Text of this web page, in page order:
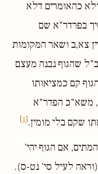
כהאומרים דלא
מה שממשיך בפרדר"א שם
צא,ב ושאר המקומות
דסב"ל שהגוף נבנה מעצם
קם כמציאותו
משא"כ הפדר"א
שקם בלי מומין.[1]
אם הגוף יהי'
לעיל סי' נט-ס).